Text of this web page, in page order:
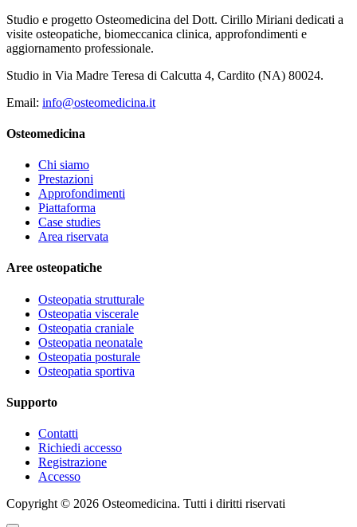
Studio e progetto Osteomedicina del Dott. Cirillo Miriani dedicati a
visite osteopatiche, biomeccanica clinica, approfondimenti e
aggiornamento professionale.
Studio in Via Madre Teresa di Calcutta 4, Cardito (NA) 80024.
Email: info@osteomedicina.it
Osteomedicina
Chi siamo
Prestazioni
Approfondimenti
Piattaforma
Case studies
Area riservata
Aree osteopatiche
Osteopatia strutturale
Osteopatia viscerale
Osteopatia craniale
Osteopatia neonatale
Osteopatia posturale
Osteopatia sportiva
Supporto
Contatti
Richiedi accesso
Registrazione
Accesso
Copyright © 2026 Osteomedicina. Tutti i diritti riservati